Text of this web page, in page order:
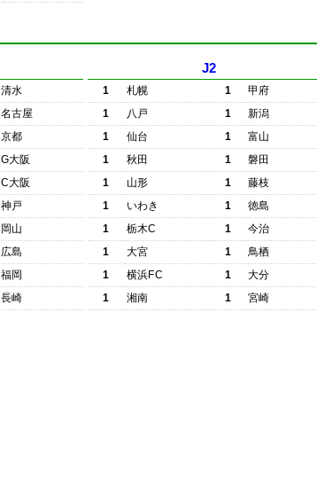
清水
名古屋
京都
G大阪
C大阪
神戸
岡山
広島
福岡
長崎
J2
1 札幌 1
甲府
1
八戸 1
新潟
1
仙台 1
富山
1
秋田 1
磐田
1
山形 1
藤枝
1
いわき 1
徳島
1
栃木C 1
今治
1
大宮 1
鳥栖
1
横浜FC 1
大分
1
湘南 1 宮崎